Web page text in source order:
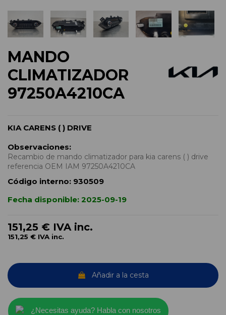
MANDO
CLIMATIZADOR
97250A4210CA
KIA CARENS ( ) DRIVE
Observaciones:
Recambio de mando climatizador para kia carens ( ) drive
referencia OEM IAM 97250A4210CA
Código interno: 930509
Fecha disponible: 2025-09-19
151,25 € IVA inc.
151,25 € IVA inc.
Añadir a la cesta
¿Necesitas ayuda? Habla con nosotros